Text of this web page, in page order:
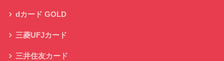
dカード GOLD
三菱UFJカード
三井住友カード